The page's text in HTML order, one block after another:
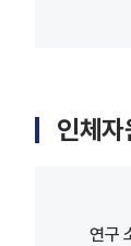
인체
연구